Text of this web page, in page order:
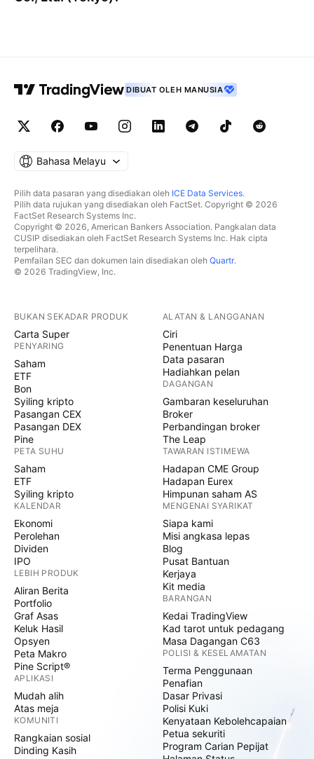
DIBUAT OLEH MANUSIA
Bahasa Melayu
Pilih data pasaran yang disediakan oleh ICE Data Services.
Pilih data rujukan yang disediakan oleh FactSet. Copyright © 2026
FactSet Research Systems Inc.
Copyright © 2026, American Bankers Association. Pangkalan data
CUSIP disediakan oleh FactSet Research Systems Inc. Hak cipta
terpelihara.
Pemfailan SEC dan dokumen lain disediakan oleh Quartr.
© 2026 TradingView, Inc.
BUKAN SEKADAR PRODUK
Carta Super
PENYARING
Saham
ETF
Bon
Syiling kripto
Pasangan CEX
Pasangan DEX
Pine
PETA SUHU
Saham
ETF
Syiling kripto
KALENDAR
Ekonomi
Perolehan
Dividen
IPO
LEBIH PRODUK
Aliran Berita
Portfolio
Graf Asas
Keluk Hasil
Opsyen
Peta Makro
Pine Script®
APLIKASI
Mudah alih
Atas meja
KOMUNITI
Rangkaian sosial
Dinding Kasih
ALATAN & LANGGANAN
Ciri
Penentuan Harga
Data pasaran
Hadiahkan pelan
DAGANGAN
Gambaran keseluruhan
Broker
Perbandingan broker
The Leap
TAWARAN ISTIMEWA
Hadapan CME Group
Hadapan Eurex
Himpunan saham AS
MENGENAI SYARIKAT
Siapa kami
Misi angkasa lepas
Blog
Pusat Bantuan
Kerjaya
Kit media
BARANGAN
Kedai TradingView
Kad tarot untuk pedagang
Masa Dagangan C63
POLISI & KESELAMATAN
Terma Penggunaan
Penafian
Dasar Privasi
Polisi Kuki
Kenyataan Kebolehcapaian
Petua sekuriti
Program Carian Pepijat